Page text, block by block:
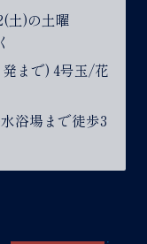
土)の土曜
まで) 4号玉/花
浴場まで徒歩3